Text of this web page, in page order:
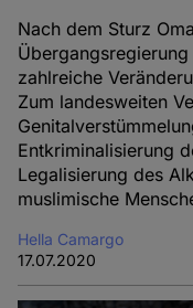
Nach dem Sturz
zahlreiche
Zum landesweiten
Entkriminalisierung
Legalisierung des
muslimische
Hella Camargo
17.07.2020